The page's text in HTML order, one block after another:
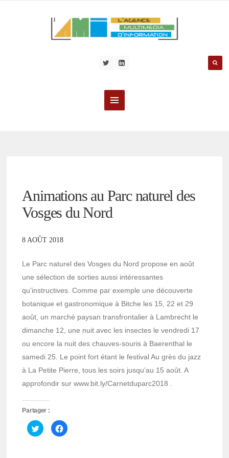
Animations au Parc naturel des
Vosges du Nord
8 AOÛT 2018
Le Parc naturel des Vosges du Nord propose en août
une sélection de sorties aussi intéressantes
qu’instructives. Comme par exemple une découverte
botanique et gastronomique à Bitche les 15, 22 et 29
août, un marché paysan transfrontalier à Lambrecht le
dimanche 12, une nuit avec les insectes le vendredi 17
ou encore la nuit des chauves-souris à Baerenthal le
samedi 25. Le point fort étant le festival Au grès du jazz
à La Petite Pierre, tous les soirs jusqu’au 15 août. A
approfondir sur www.bit.ly/Carnetduparc2018 .
Partager :
Cliquez
pour
partager
Cliquez
pour